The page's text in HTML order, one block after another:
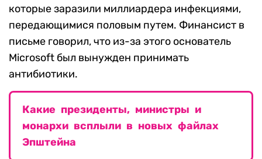
которые заразили миллиардера инфекциями,
передающимися половым путем. Финансист в
письме говорил, что из-за этого основатель
Microsoft был вынужден принимать
антибиотики.
Какие президенты, министры и
монархи всплыли в новых файлах
Эпштейна